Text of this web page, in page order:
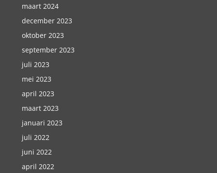
maart 2024
december 2023
oktober 2023
september 2023
juli 2023
mei 2023
april 2023
maart 2023
januari 2023
juli 2022
juni 2022
april 2022